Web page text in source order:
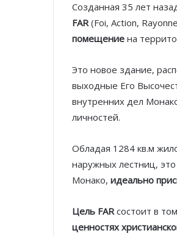
Созданная 35 лет
FAR(Foi, Action,
помещение на
Это новое здание,
выходные Его
внутренних дел
личностей.
Обладая 1284 кв.м
наружных лестниц, это
Монако, идеально
Цель FARсостоит в
ценностях